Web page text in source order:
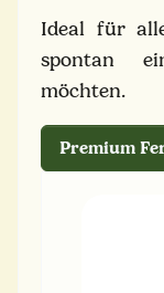
Ideal für
spontan
möchten.
Premium